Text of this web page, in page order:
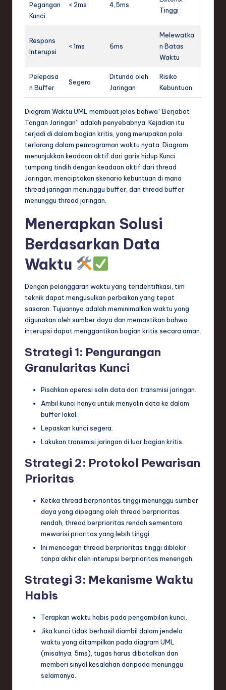
Pegangan
Kunci
< 2ms 4,5ms
Tinggi
Respons
Interupsi
< 1ms 6ms
Melewatka
n Batas
Waktu
Pelepasa
n Buffer
Segera
Ditunda oleh
Jaringan
Risiko
Kebuntuan
Diagram Waktu UML membuat jelas bahwa “Berjabat
Tangan Jaringan” adalah penyebabnya. Kejadian itu
terjadi di dalam bagian kritis, yang merupakan pola
terlarang dalam pemrograman waktu nyata. Diagram
menunjukkan keadaan aktif dari garis hidup Kunci
tumpang tindih dengan keadaan aktif dari thread
Jaringan, menciptakan skenario kebuntuan di mana
thread jaringan menunggu buffer, dan thread buffer
menunggu thread jaringan.
Menerapkan Solusi
Berdasarkan Data
Waktu
Dengan pelanggaran waktu yang teridentifikasi, tim
teknik dapat mengusulkan perbaikan yang tepat
sasaran. Tujuannya adalah meminimalkan waktu yang
digunakan oleh sumber daya dan memastikan bahwa
interupsi dapat menggantikan bagian kritis secara aman.
Strategi 1: Pengurangan
Granularitas Kunci
Pisahkan operasi salin data dari transmisi jaringan.
Ambil kunci hanya untuk menyalin data ke dalam
buffer lokal.
Lepaskan kunci segera.
Lakukan transmisi jaringan di luar bagian kritis.
Strategi 2: Protokol Pewarisan
Prioritas
Ketika thread berprioritas tinggi menunggu sumber
daya yang dipegang oleh thread berprioritas
rendah, thread berprioritas rendah sementara
mewarisi prioritas yang lebih tinggi.
Ini mencegah thread berprioritas tinggi diblokir
tanpa akhir oleh interupsi berprioritas menengah.
Strategi 3: Mekanisme Waktu
Habis
Terapkan waktu habis pada pengambilan kunci.
Jika kunci tidak berhasil diambil dalam jendela
waktu yang ditampilkan pada diagram UML
(misalnya, 5ms), tugas harus dibatalkan dan
memberi sinyal kesalahan daripada menunggu
selamanya.